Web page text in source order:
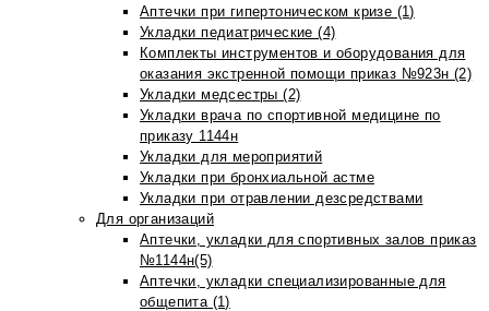
Аптечки при гипертоническом кризе (1)
Укладки педиатрические (4)
Комплекты инструментов и оборудования для
оказания экстренной помощи приказ №923н (2)
Укладки медсестры (2)
Укладки врача по спортивной медицине по
приказу 1144н
Укладки для мероприятий
Укладки при бронхиальной астме
Укладки при отравлении дезсредствами
Для организаций
Аптечки, укладки для спортивных залов приказ
№1144н(5)
Аптечки, укладки специализированные для
общепита (1)